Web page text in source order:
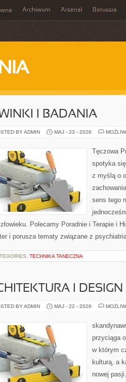
Archiwum Arsenal Borussia
I BADANIA
BY ADMIN MAJ - 23 - 2026
Tęczowa
spotyka
z myślą o
sens tego
Polecamy Poradnie i Terapie i
i porusza tematy związane z
TECHNIKA TANECZNA
I DESIGN
BY ADMIN MAJ - 22 - 2026
przyciąga
w którym
kulturą, a
nowej